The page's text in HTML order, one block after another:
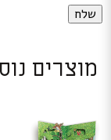
מוצרים